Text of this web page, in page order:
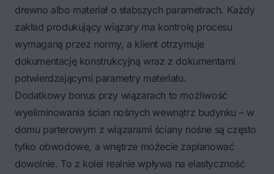
drewno albo materiał o słabszych parametrach. Każdy
zakład produkujący wiązary ma kontrolę procesu
wymaganą przez normy, a klient otrzymuje
dokumentację konstrukcyjną wraz z dokumentami
potwierdzającymi parametry materiału.
Dodatkowy bonus przy wiązarach to możliwość
wyeliminowania ścian nośnych wewnątrz budynku – w
domu parterowym z wiązarami ściany nośne są często
tylko obwodowe, a wnętrze możecie zaplanować
dowolnie. To z kolei realnie wpływa na elastyczność